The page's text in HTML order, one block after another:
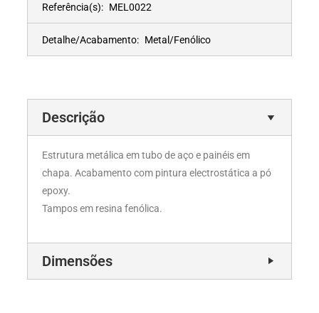
Referência(s): MEL0022
Detalhe/Acabamento: Metal/Fenólico
Descrição
Estrutura metálica em tubo de aço e painéis em
chapa. Acabamento com pintura electrostática a pó
epoxy.
Tampos em resina fenólica.
Dimensões